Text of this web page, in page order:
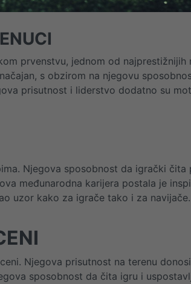
prvenstvu, jednom od najprestižnijih
s obzirom na njegovu
prisutnost i liderstvo dodatno su
Njegova sposobnost da igrački
međunarodna karijera postala je
uzor kako za igrače tako i za navijače.
Njegova prisutnost na terenu
sposobnost da čita igru i